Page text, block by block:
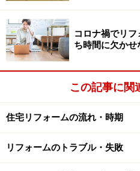
コロナ禍でリ
ち時間に欠かせ
この記事に関
住宅リフォームの流れ・時期
リフォームのトラブル・失敗